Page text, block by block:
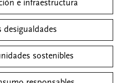
e infraestructura
desigualdades
sostenibles